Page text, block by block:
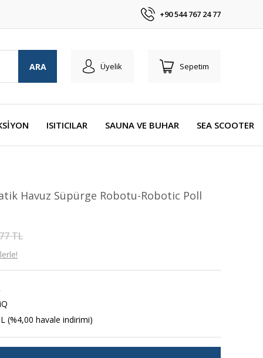
+90 544 767 24 77
ARA Üyelik Sepetim
ISITICILAR SAUNA VE BUHAR SEA SCOOTER
Havuz Süpürge Robotu-Robotic Poll
TL
(%4,00 havale indirimi)